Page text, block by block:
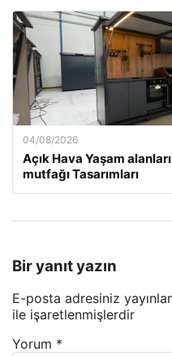
04/08/2026
Açık Hava Yaşam
mutfağı Tasarımları
Bir yanıt yazın
E-posta adresiniz
ile işaretlenmişlerdir
Yorum *